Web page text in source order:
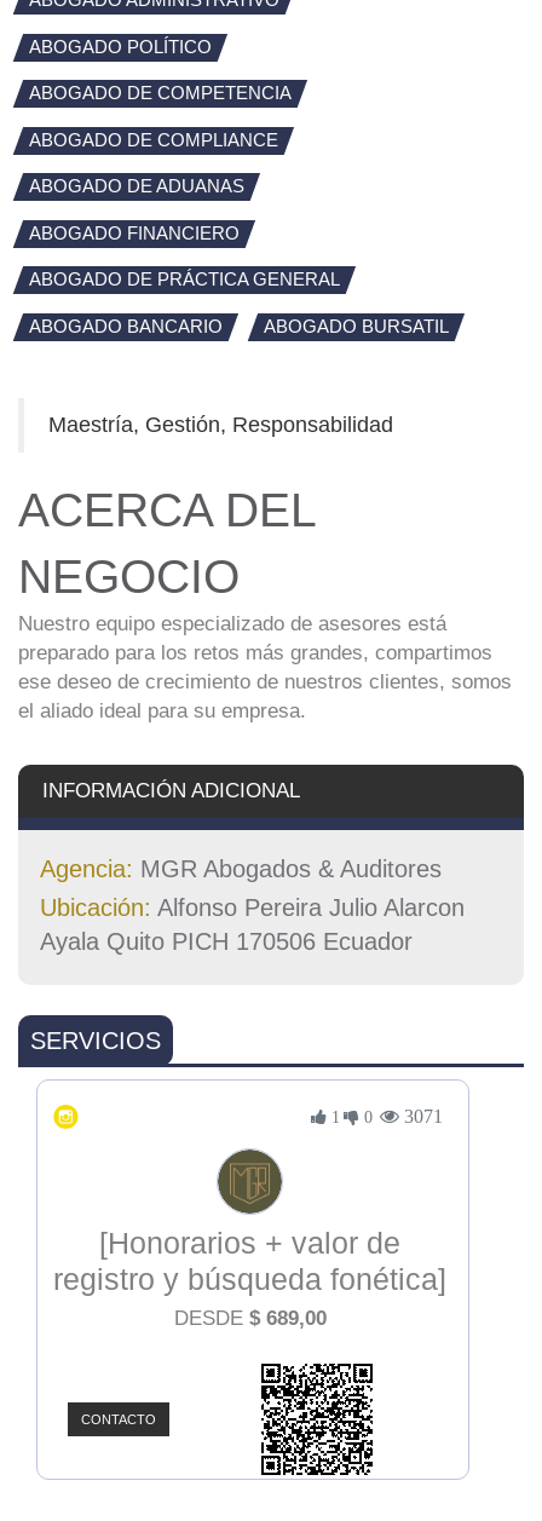
ABOGADO POLÍTICO
ABOGADO DE COMPETENCIA
ABOGADO DE COMPLIANCE
ABOGADO DE ADUANAS
ABOGADO FINANCIERO
ABOGADO DE PRÁCTICA GENERAL
ABOGADO BANCARIO ABOGADO BURSATIL
Maestría, Gestión, Responsabilidad
ACERCA DEL
NEGOCIO
Nuestro equipo especializado de asesores está
preparado para los retos más grandes, compartimos
ese deseo de crecimiento de nuestros clientes, somos
el aliado ideal para su empresa.
INFORMACIÓN ADICIONAL
Agencia: MGR Abogados & Auditores
Ubicación: Alfonso Pereira Julio Alarcon
Ayala Quito PICH 170506 Ecuador
SERVICIOS
1 0 3071
[Honorarios + valor de
registro y búsqueda fonética]
Propiedad Intelectual
DESDE $ 689,00
CONTACTO